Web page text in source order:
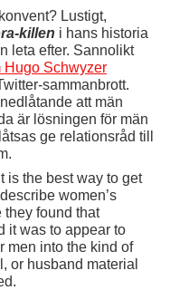
Lustigt,
killen i hans historia
leta efter. Sannolikt
Hugo Schwyzer
sammanbrott.
att män
är lösningen för män
ge relationsråd till
is the best way to get
women’s
they found that
it was to appear to
men into the kind of
or husband material